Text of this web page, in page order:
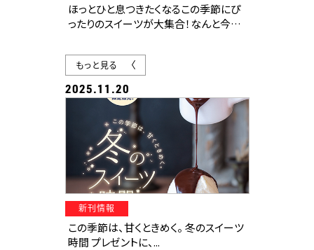
ほっとひと息つきたくなるこの季節にぴ
ったりのスイーツが大集合！なんと今回
ツを詰め合わせた“スイーツBOX”を限
定販売！購入は、WEB産直ショップ「愛
媛のうた」から（12月1日～販売開始）。
詳しくは誌面をチェック！
さらに！毎年大好評の「クリスマスケーキ
カタログ」も登場！抽選で合計93名様に
豪華ケーキが当たります
その他、幹事さん必見の忘・新年会特集
も！
もっと見る
2025.11.20
新刊情報
この季節は、甘くときめく。 冬のスイーツ
時間 プレゼントに、...